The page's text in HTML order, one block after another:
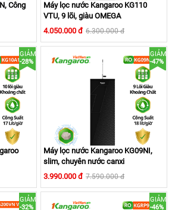
sang trọng, dễ dàng lắp đặt
KG110 VTU được sử dụng nhiều
công ty trong những không gian
lắp đặt chỉ cần người dùng cung cấp
và đầu ra cho nước thải.
Công
Máy lọc nước Kangaroo KG110
VTU, 9 lõi, giàu OMEGA
4.050.000 đ 6.300.000 đ
GIẢM
-28%
GIẢM
-47%
Máy lọc nước Kangaroo KG09NI,
slim, chuyên nước canxi
3.990.000 đ 7.590.000 đ
GIẢM
-32%
GIẢM
-46%